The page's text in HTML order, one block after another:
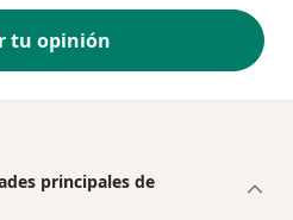
tu opinión
principales de